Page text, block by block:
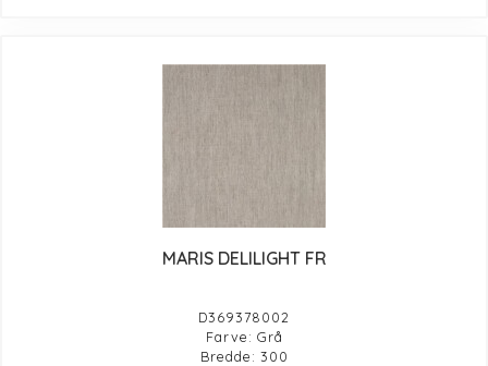
MARIS DELILIGHT FR
D369378002
Farve: Grå
Bredde: 300